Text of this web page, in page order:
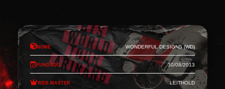
Nome Wonderful Designs (WD)
Fundado 30/08/2013
Web-Master Leithold